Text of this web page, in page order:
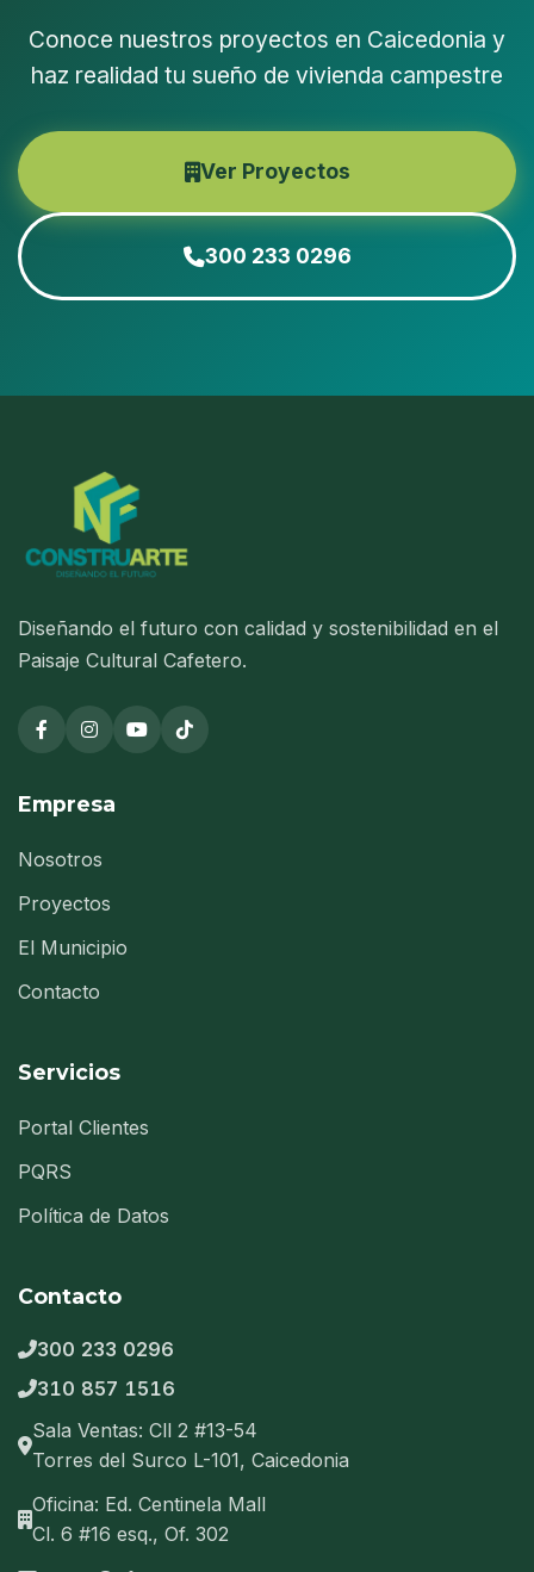
Conoce nuestros proyectos en Caicedonia y
haz realidad tu sueño de vivienda campestre
Ver Proyectos
300 233 0296
Diseñando el futuro con calidad y sostenibilidad en el
Paisaje Cultural Cafetero.
Empresa
Nosotros
Proyectos
El Municipio
Contacto
Servicios
Portal Clientes
PQRS
Política de Datos
Contacto
300 233 0296
310 857 1516
Sala Ventas: Cll 2 #13-54
Torres del Surco L-101, Caicedonia
Oficina: Ed. Centinela Mall
Cl. 6 #16 esq., Of. 302